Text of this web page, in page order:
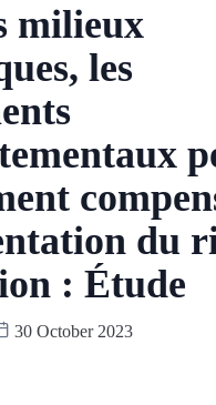
milieux
les
du
: Étude
30 October 2023